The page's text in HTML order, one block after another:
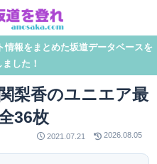
報をまとめた坂道データベースを
した！
梨香のユニエア最
36枚
2021.07.21 2026.08.05